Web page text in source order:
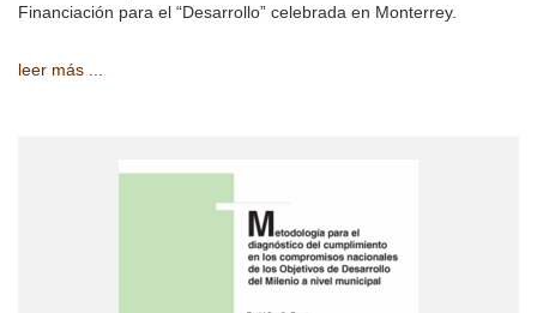
Financiación para el “Desarrollo” celebrada en Monterrey.
leer más ...